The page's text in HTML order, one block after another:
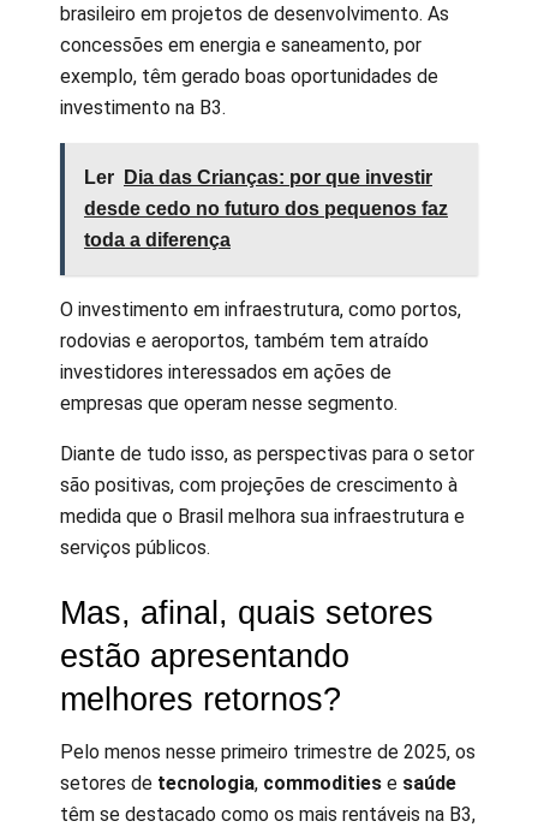
brasileiro em projetos de desenvolvimento. As
concessões em energia e saneamento, por
exemplo, têm gerado boas oportunidades de
investimento na B3.
Ler
Dia das Crianças: por que investir
desde cedo no futuro dos pequenos faz
toda a diferença
O investimento em infraestrutura, como portos,
rodovias e aeroportos, também tem atraído
investidores interessados em ações de
empresas que operam nesse segmento.
Diante de tudo isso, as perspectivas para o setor
são positivas, com projeções de crescimento à
medida que o Brasil melhora sua infraestrutura e
serviços públicos.
Mas, afinal, quais setores
estão apresentando
melhores retornos?
Pelo menos nesse primeiro trimestre de 2025, os
setores de tecnologia, commodities e saúde
têm se destacado como os mais rentáveis na B3,